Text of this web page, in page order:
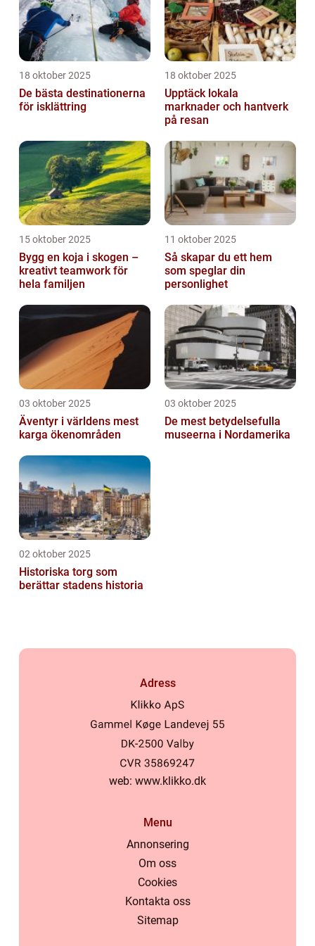
18 oktober 2025
De bästa destinationerna
för isklättring
18 oktober 2025
Upptäck lokala
marknader och hantverk
på resan
15 oktober 2025
Bygg en koja i skogen –
kreativt teamwork för
hela familjen
11 oktober 2025
Så skapar du ett hem
som speglar din
personlighet
03 oktober 2025
Äventyr i världens mest
karga ökenområden
03 oktober 2025
De mest betydelsefulla
museerna i Nordamerika
02 oktober 2025
Historiska torg som
berättar stadens historia
Adress
web: www.klikko.dk
Menu
Annonsering
Om oss
Cookies
Kontakta oss
Sitemap